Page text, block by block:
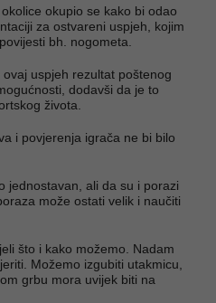
okupio se kako bi odao
za ostvareni uspjeh, kojim
bh. nogometa.
uspjeh rezultat poštenog
dodavši da je to
života.
i povjerenja igrača ne bi bilo
jednostavan, ali da su i porazi
može ostati velik i naučiti
što i kako možemo. Nadam
Možemo izgubiti utakmicu,
grbu mora uvijek biti na